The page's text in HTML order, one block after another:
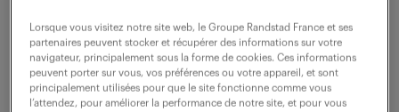
Centre de Services Partagés Paie & Administration du
Personnel. Rattaché(e) au Responsable CSP France,
vous prenez en charge un portefeuille de...
Lorsque vous visitez notre site web, le Groupe Randstad France et ses
partenaires peuvent stocker et récupérer des informations sur votre
navigateur, principalement sous la forme de cookies. Ces informations
peuvent porter sur vous, vos préférences ou votre appareil, et sont
principalement utilisées pour que le site fonctionne comme vous
l’attendez, pour améliorer la performance de notre site, et pour vous